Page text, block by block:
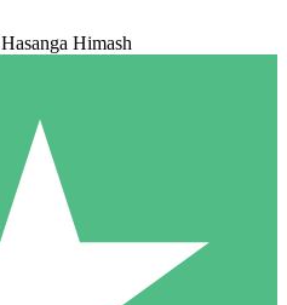
Hasanga Himash